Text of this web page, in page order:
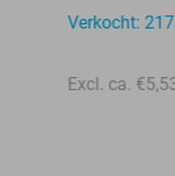
Verkocht: 217